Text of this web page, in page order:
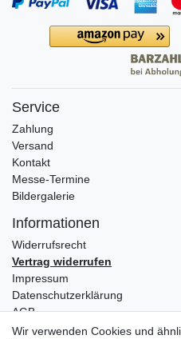
Service
Zahlung
Versand
Kontakt
Messe-Termine
Bildergalerie
Informationen
Widerrufs­recht
Vertrag widerrufen
Impressum
Daten­schutz­erklärung
AGB
Wir verwenden Cookies und